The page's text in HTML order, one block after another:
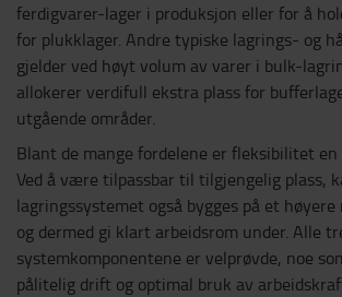
ferdigvarer-lager i produksjon eller for å
for plukklager. Andre typiske lagrings- og
gjelder ved høyt volum av varer i bulk-
allokerer verdifull ekstra plass for
utgående områder.
Blant de mange fordelene er fleksibilitet en
Ved å være tilpassbar til tilgjengelig plass,
lagringssystemet også bygges på et
og dermed gi klart arbeidsrom under. Alle
systemkomponentene er velprøvde, noe
pålitelig drift og optimal bruk av